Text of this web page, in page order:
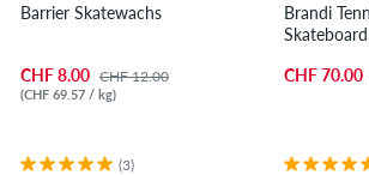
Barrier Skatewachs
CHF 8.00 CHF 12.00
(CHF 69.57 / kg)
(3)
Brandi
CHF 70.00